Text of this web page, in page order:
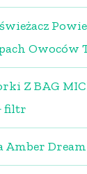
Owoców
Z BAG
filtr
Amber